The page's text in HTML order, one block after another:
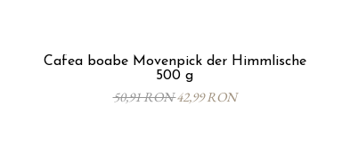
Cafea boabe Movenpick der Himmlische
500 g
50,91 RON42,99 RON